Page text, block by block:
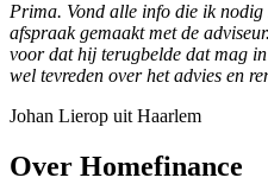
Prima. Vond alle info die ik
afspraak gemaakt met de
voor dat hij terugbelde dat mag
wel tevreden over het advies en
Johan Lierop uit Haarlem
Over Homefinance